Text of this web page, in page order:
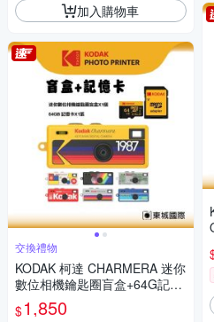
加入購物車
交換禮物
KODAK 柯達 CHARMERA 迷你
數位相機鑰匙圈盲盒+64G記憶
卡組
$1,850